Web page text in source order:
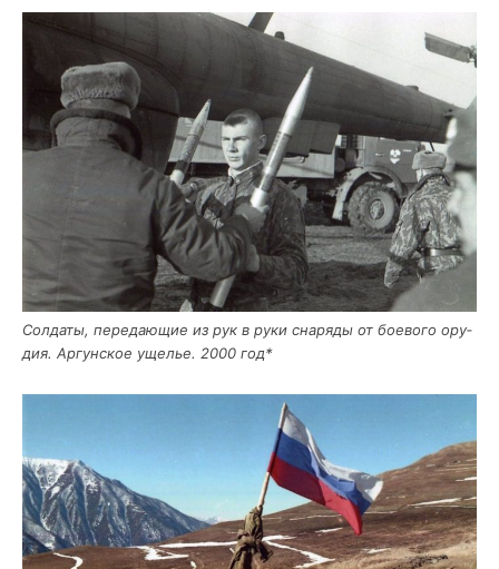
Сол­да­ты, пере­да­ю­щие из рук в руки сна­ря­ды от бое­во­го ору­
дия. Аргун­ское уще­лье. 2000 год*